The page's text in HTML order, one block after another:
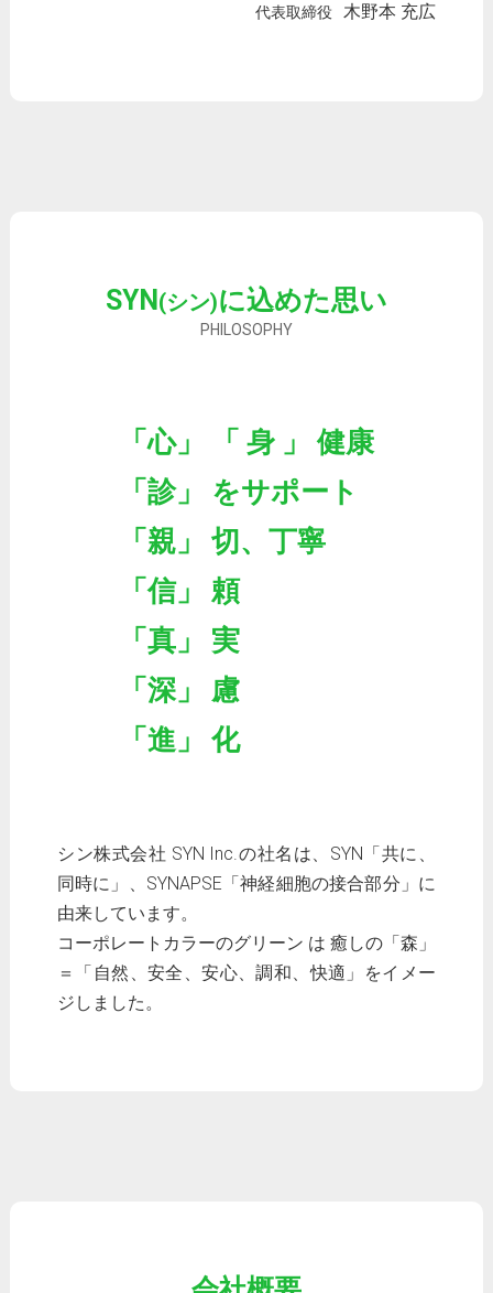
代表取締役 木野本 充広
SYN(シン)に込めた思い
PHILOSOPHY
「心」 「 身 」 健康
「診」 をサポート
「親」 切、丁寧
「信」 頼
「真」 実
「深」 慮
「進」 化
シン株式会社 SYN Inc.の社名は、SYN「共に、
同時に」、SYNAPSE「神経細胞の接合部分」に
由来しています。
コーポレートカラーのグリーン は 癒しの「森」
＝「自然、安全、安心、調和、快適」をイメー
ジしました。